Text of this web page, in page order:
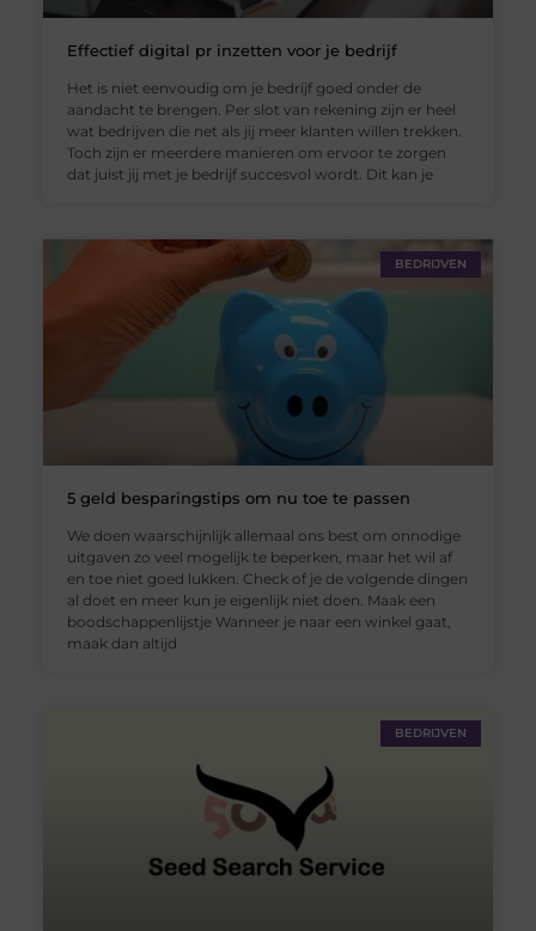
Effectief digital pr inzetten voor je bedrijf
Het is niet eenvoudig om je bedrijf goed onder de
aandacht te brengen. Per slot van rekening zijn er heel
wat bedrijven die net als jij meer klanten willen trekken.
Toch zijn er meerdere manieren om ervoor te zorgen
dat juist jij met je bedrijf succesvol wordt. Dit kan je
BEDRIJVEN
5 geld besparingstips om nu toe te passen
We doen waarschijnlijk allemaal ons best om onnodige
uitgaven zo veel mogelijk te beperken, maar het wil af
en toe niet goed lukken. Check of je de volgende dingen
al doet en meer kun je eigenlijk niet doen. Maak een
boodschappenlijstje Wanneer je naar een winkel gaat,
maak dan altijd
BEDRIJVEN